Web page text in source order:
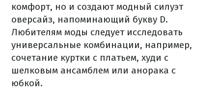
комфорт, но и создают модный силуэт
оверсайз, напоминающий букву D.
Любителям моды следует исследовать
универсальные комбинации, например,
сочетание куртки с платьем, худи с
шелковым ансамблем или анорака с
юбкой.